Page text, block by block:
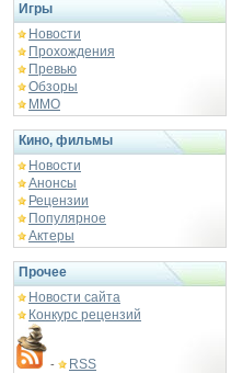
Игры
Новости
Прохождения
Превью
Обзоры
ММО
Кино, фильмы
Новости
Анонсы
Рецензии
Популярное
Актеры
Прочее
Новости сайта
Конкурс рецензий
- RSS